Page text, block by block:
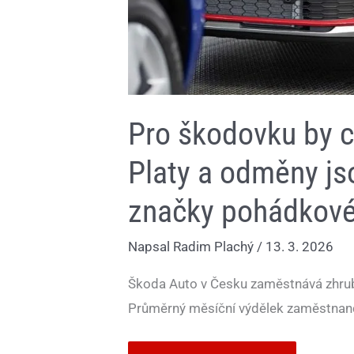
Pro škodovku by
Platy a odměny
značky
Napsal Radim Plachý / 13. 3. 2026
Škoda Auto v Česku zaměstnává
Průměrný měsíční výdělek